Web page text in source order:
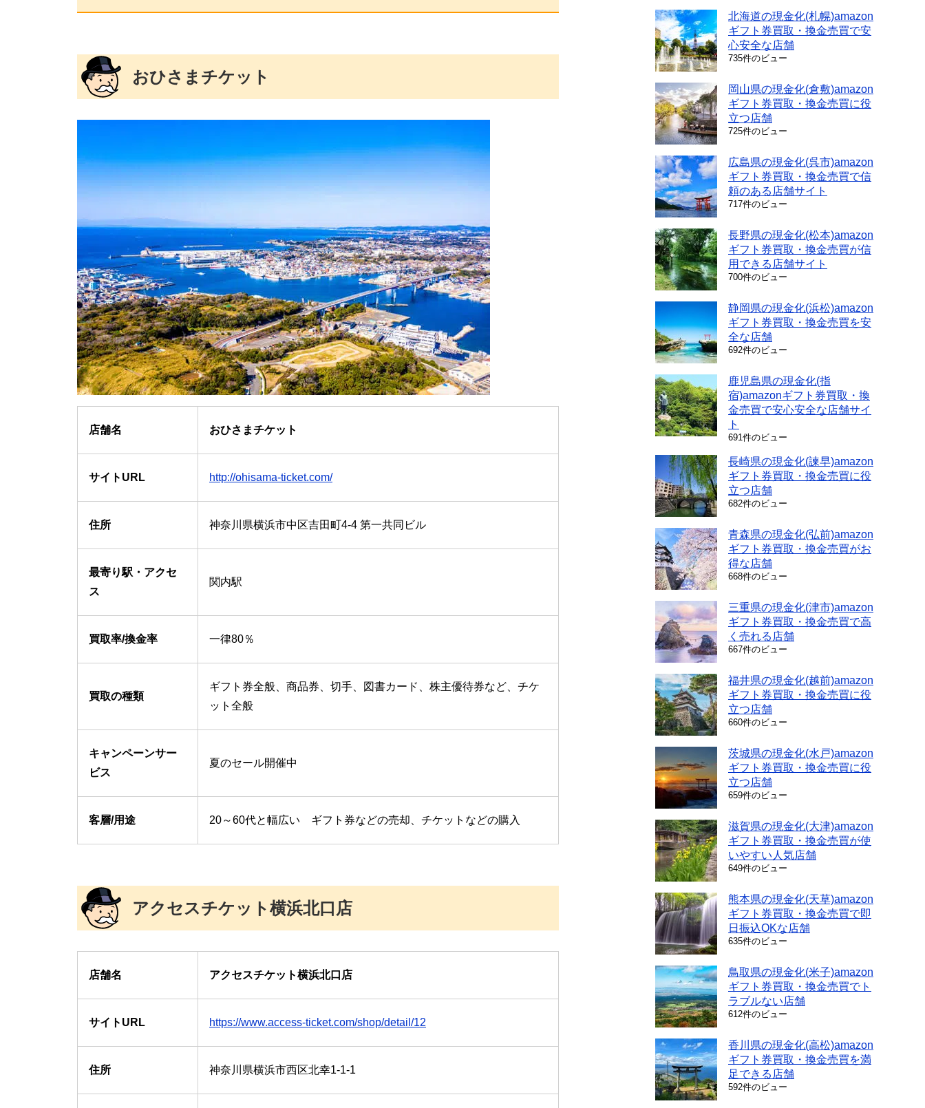
おひさまチケット
店舗名 おひさまチケット
サイトURL http://ohisama-ticket.com/
住所 神奈川県横浜市中区吉田町4-4 第一共同ビル
最寄り駅・アクセ
ス
関内駅
買取率/換金率 一律80％
買取の種類
ギフト券全般、商品券、切手、図書カード、株主優待券など、チケ
ット全般
キャンペーンサー
ビス
夏のセール開催中
客層/用途 20～60代と幅広い ギフト券などの売却、チケットなどの購入
アクセスチケット横浜北口店
店舗名 アクセスチケット横浜北口店
サイトURL https://www.access-ticket.com/shop/detail/12
住所 神奈川県横浜市西区北幸1-1-1
北海道の現金化(札幌)amazon
ギフト券買取・換金売買で安
心安全な店舗
735件のビュー
岡山県の現金化(倉敷)amazon
ギフト券買取・換金売買に役
立つ店舗
725件のビュー
広島県の現金化(呉市)amazon
ギフト券買取・換金売買で信
頼のある店舗サイト
717件のビュー
長野県の現金化(松本)amazon
ギフト券買取・換金売買が信
用できる店舗サイト
700件のビュー
静岡県の現金化(浜松)amazon
ギフト券買取・換金売買を安
全な店舗
692件のビュー
鹿児島県の現金化(指
宿)amazonギフト券買取・換
金売買で安心安全な店舗サイ
ト
691件のビュー
長崎県の現金化(諫早)amazon
ギフト券買取・換金売買に役
立つ店舗
682件のビュー
青森県の現金化(弘前)amazon
ギフト券買取・換金売買がお
得な店舗
668件のビュー
三重県の現金化(津市)amazon
ギフト券買取・換金売買で高
く売れる店舗
667件のビュー
福井県の現金化(越前)amazon
ギフト券買取・換金売買に役
立つ店舗
660件のビュー
茨城県の現金化(水戸)amazon
ギフト券買取・換金売買に役
立つ店舗
659件のビュー
滋賀県の現金化(大津)amazon
ギフト券買取・換金売買が使
いやすい人気店舗
649件のビュー
熊本県の現金化(天草)amazon
ギフト券買取・換金売買で即
日振込OKな店舗
635件のビュー
鳥取県の現金化(米子)amazon
ギフト券買取・換金売買でト
ラブルない店舗
612件のビュー
香川県の現金化(高松)amazon
ギフト券買取・換金売買を満
足できる店舗
592件のビュー